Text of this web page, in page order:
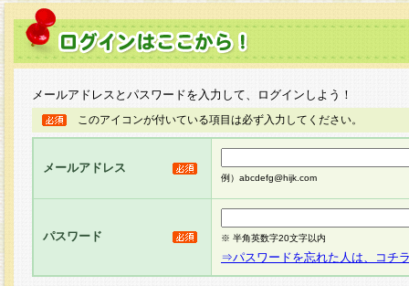
メールアドレスとパスワードを入力して、ログインしよう！
このアイコンが付いている項目は必ず入力してください。
メールアドレス
例）abcdefg@hijk.com
パスワード ※ 半角英数字20文字以内
⇒パスワードを忘れた人は、コチ